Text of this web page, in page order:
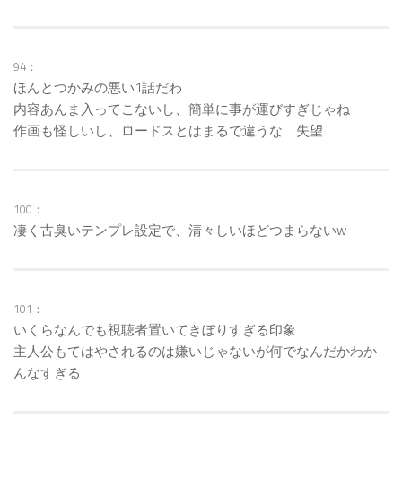
94：
ほんとつかみの悪い1話だわ
内容あんま入ってこないし、簡単に事が運びすぎじゃね
作画も怪しいし、ロードスとはまるで違うな 失望
100：
凄く古臭いテンプレ設定で、清々しいほどつまらないw
101：
いくらなんでも視聴者置いてきぼりすぎる印象
主人公もてはやされるのは嫌いじゃないが何でなんだかわか
んなすぎる